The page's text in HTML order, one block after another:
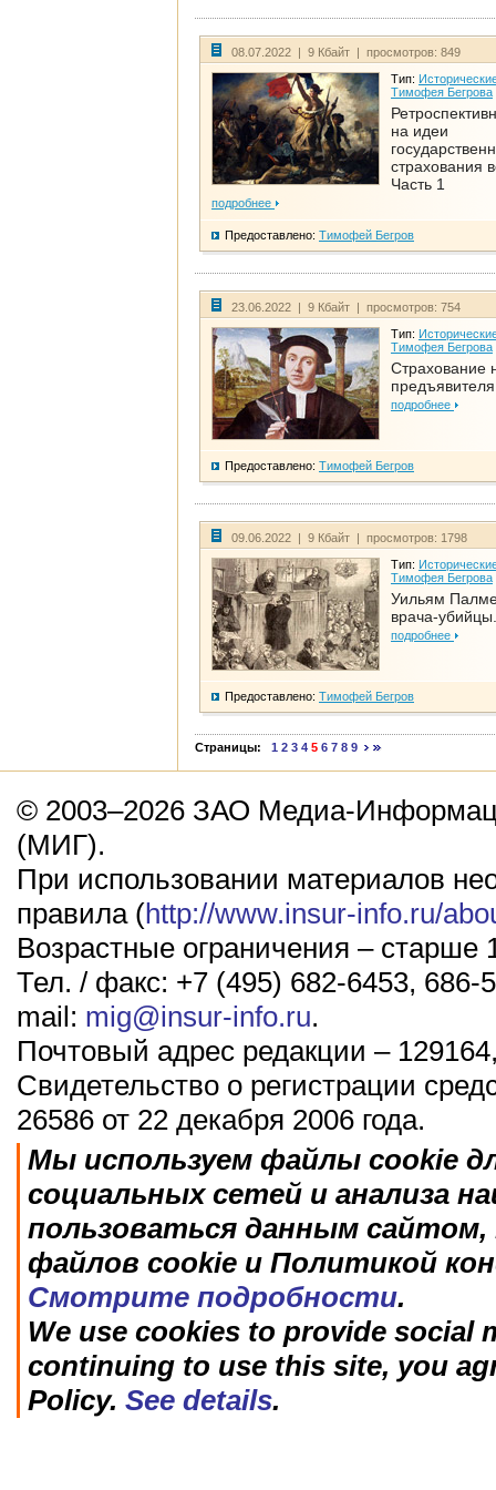
08.07.2022 | 9 Кбайт | просмотров: 849
Тип:
Тимофея Бегрова
на идеи
страхования
Часть 1
подробнее
Предоставлено: Тимофей Бегров
23.06.2022 | 9 Кбайт | просмотров: 754
Тип:
Тимофея Бегрова
Страхование
предъявителя
подробнее
Предоставлено: Тимофей Бегров
09.06.2022 | 9 Кбайт | просмотров: 1798
Тип:
Тимофея Бегрова
Уильям
врача-
подробнее
Предоставлено: Тимофей Бегров
Страницы: 1 2 3 4 5 6 7 8 9
© 2003–2026 ЗАО Медиа-
(МИГ).
При использовании материалов
правила (http://www.insur-info.ru/
Возрастные ограничения – старше
Тел. / факс: +7 (495) 682-6453, 686-
mail: mig@insur-info.ru.
Почтовый адрес редакции –
Свидетельство о регистрации
26586 от 22 декабря 2006 года.
Мы используем файлы cookie
социальных сетей и анализа
пользоваться данным
файлов cookie и Политикой
Смотрите подробности.
We use cookies to provide social
continuing to use this site, you
Policy. See details.